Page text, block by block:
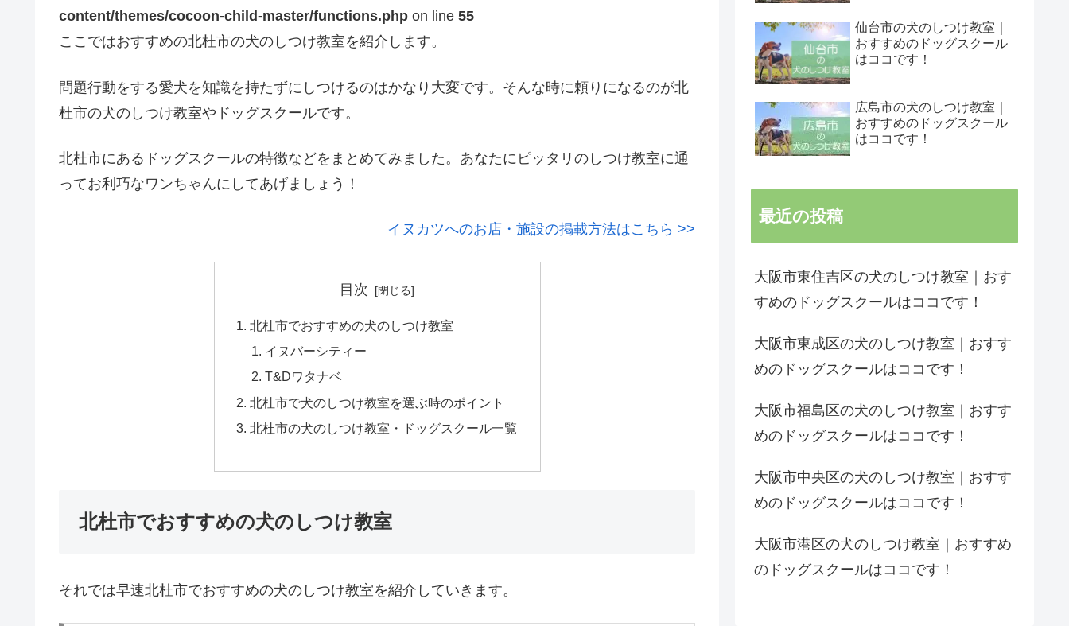
content/themes/cocoon-child-master/functions.php on line 55
ここではおすすめの北杜市の犬のしつけ教室を紹介します。
問題行動をする愛犬を知識を持たずにしつけるのはかなり大変です。そんな時に頼りになるのが北
杜市の犬のしつけ教室やドッグスクールです。
北杜市にあるドッグスクールの特徴などをまとめてみました。あなたにピッタリのしつけ教室に通
ってお利巧なワンちゃんにしてあげましょう！
イヌカツへのお店・施設の掲載方法はこちら >>
目次
北杜市でおすすめの犬のしつけ教室
イヌバーシティー
T&Dワタナベ
北杜市で犬のしつけ教室を選ぶ時のポイント
北杜市の犬のしつけ教室・ドッグスクール一覧
北杜市でおすすめの犬のしつけ教室
それでは早速北杜市でおすすめの犬のしつけ教室を紹介していきます。
仙台市の犬のしつけ教室｜
おすすめのドッグスクール
はココです！
広島市の犬のしつけ教室｜
おすすめのドッグスクール
はココです！
最近の投稿
大阪市東住吉区の犬のしつけ教室｜おす
すめのドッグスクールはココです！
大阪市東成区の犬のしつけ教室｜おすす
めのドッグスクールはココです！
大阪市福島区の犬のしつけ教室｜おすす
めのドッグスクールはココです！
大阪市中央区の犬のしつけ教室｜おすす
めのドッグスクールはココです！
大阪市港区の犬のしつけ教室｜おすすめ
のドッグスクールはココです！